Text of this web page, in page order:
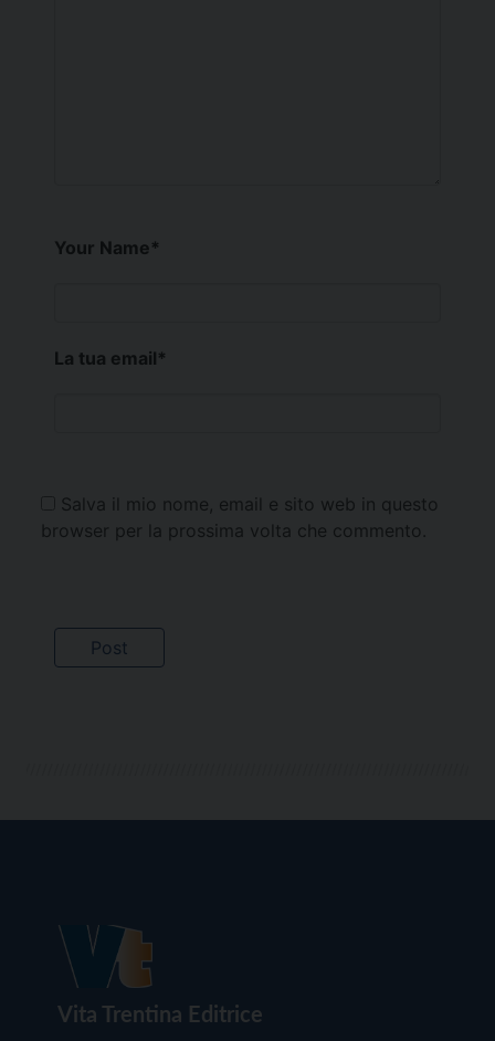
Your Name*
La tua email*
Salva il mio nome, email e sito web in questo
browser per la prossima volta che commento.
Vita Trentina Editrice